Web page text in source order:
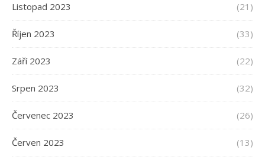
Listopad 2023 (21)
Říjen 2023 (33)
Září 2023 (22)
Srpen 2023 (32)
Červenec 2023 (26)
Červen 2023 (13)